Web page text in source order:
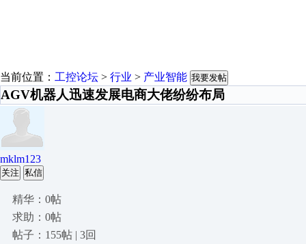
当前位置： 工控论坛 > 行业 > 产业智能 我要发帖
AGV机器人迅速发展电商大佬纷纷布局
mklm123
关注 私信
精华：0帖
求助：0帖
帖子：155帖 | 3回